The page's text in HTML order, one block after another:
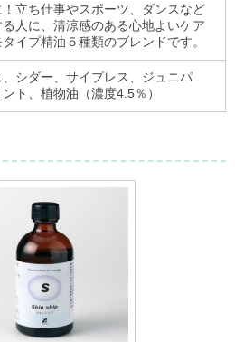
立ち仕事やスポーツ、ダンスなど
人に、清涼感のある心地よいケア
イプ精油５種類のブレンドです。
、シダー、サイプレス、ジュニパ
ト、植物油（濃度4.5％）